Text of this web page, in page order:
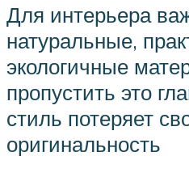
Для интерьера
натуральные,
экологичные
пропустить это
стиль потеряет
оригинальность